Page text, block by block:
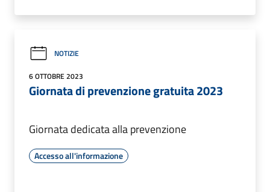
NOTIZIE
6 OTTOBRE 2023
Giornata di prevenzione gratuita 2023
Giornata dedicata alla prevenzione
Accesso all'informazione